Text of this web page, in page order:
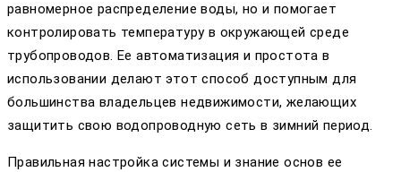
равномерное распределение воды, но и помогает
контролировать температуру в окружающей среде
трубопроводов. Ее автоматизация и простота в
использовании делают этот способ доступным для
большинства владельцев недвижимости, желающих
защитить свою водопроводную сеть в зимний период.
Правильная настройка системы и знание основ ее